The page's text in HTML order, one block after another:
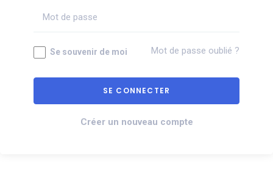
Se souvenir de moi Mot de passe oublié ?
Créer un nouveau compte